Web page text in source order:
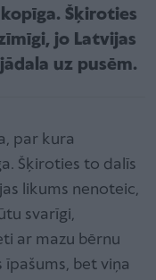
Šķiroties
jo Latvijas
uz pusēm.
par kura
Šķiroties to dalīs
likums nenoteic,
svarīgi,
ar mazu bērnu
bet viņa